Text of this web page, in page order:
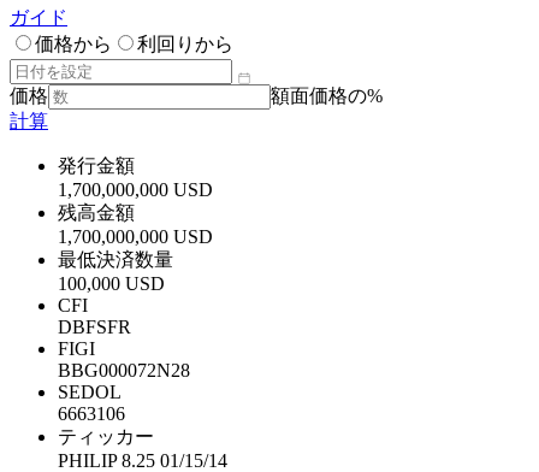
ガイド
価格から
利回りから
価格
額面価格の%
計算
発行金額
1,700,000,000 USD
残高金額
1,700,000,000 USD
最低決済数量
100,000 USD
CFI
DBFSFR
FIGI
BBG000072N28
SEDOL
6663106
ティッカー
PHILIP 8.25 01/15/14